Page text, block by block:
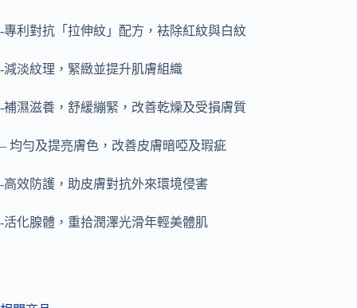
-專利對抗「拉伸紋」配方，袪除紅紋與白紋
-減淡紋理，緊緻並提升肌膚組織
-補濕滋養，舒緩繃緊，改善乾燥及受損膚質
– 均勻及提亮膚色，改善皮膚暗啞及瑕疵
-高效防護，助皮膚對抗外來環境侵害
-活化腺體，重拾潤澤光滑年輕美體肌